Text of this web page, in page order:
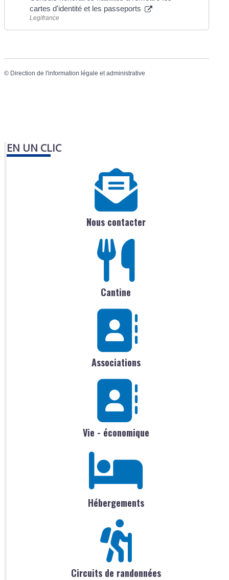
cartes d'identité et les passeports
Legifrance
© Direction de l'information légale et administrative
EN UN CLIC
Nous contacter
Cantine
Associations
Vie - économique
Hébergements
Circuits de randonnées